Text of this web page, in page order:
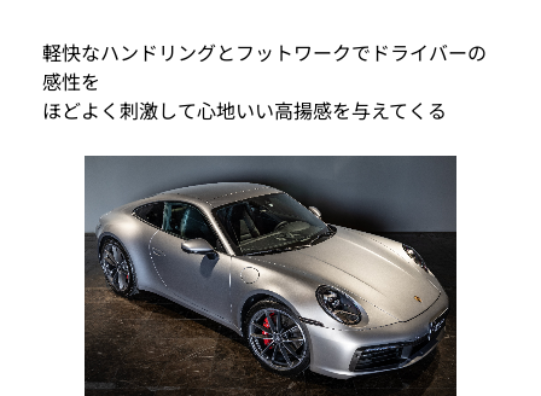
軽快なハンドリングとフットワークでドライバーの
感性を
ほどよく刺激して心地いい高揚感を与えてくる